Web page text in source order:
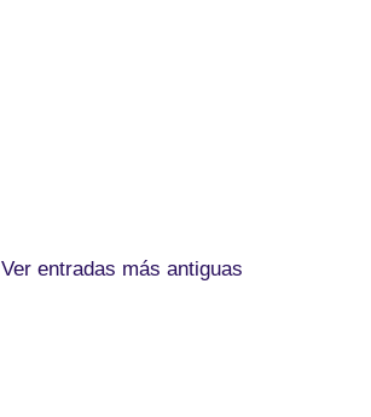
Ver entradas más antiguas